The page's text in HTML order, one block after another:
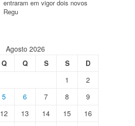
entraram em vigor dois novos
Regu
Agosto 2026
Q Q S S
D
1
2
5 6 7 8
9
12 13 14 15
16